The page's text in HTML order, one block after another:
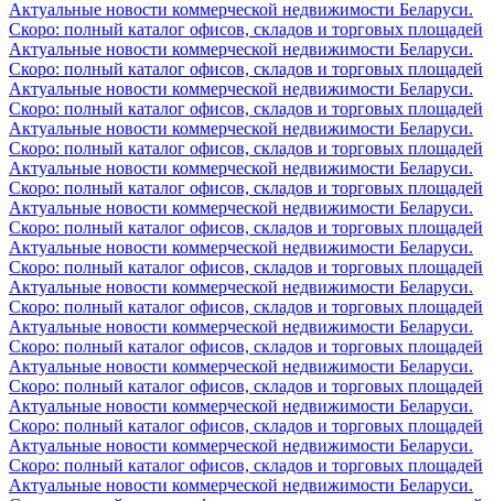
Актуальные новости коммерческой недвижимости Беларуси.
Скоро: полный каталог офисов, складов и торговых площадей
Актуальные новости коммерческой недвижимости Беларуси.
Скоро: полный каталог офисов, складов и торговых площадей
Актуальные новости коммерческой недвижимости Беларуси.
Скоро: полный каталог офисов, складов и торговых площадей
Актуальные новости коммерческой недвижимости Беларуси.
Скоро: полный каталог офисов, складов и торговых площадей
Актуальные новости коммерческой недвижимости Беларуси.
Скоро: полный каталог офисов, складов и торговых площадей
Актуальные новости коммерческой недвижимости Беларуси.
Скоро: полный каталог офисов, складов и торговых площадей
Актуальные новости коммерческой недвижимости Беларуси.
Скоро: полный каталог офисов, складов и торговых площадей
Актуальные новости коммерческой недвижимости Беларуси.
Скоро: полный каталог офисов, складов и торговых площадей
Актуальные новости коммерческой недвижимости Беларуси.
Скоро: полный каталог офисов, складов и торговых площадей
Актуальные новости коммерческой недвижимости Беларуси.
Скоро: полный каталог офисов, складов и торговых площадей
Актуальные новости коммерческой недвижимости Беларуси.
Скоро: полный каталог офисов, складов и торговых площадей
Актуальные новости коммерческой недвижимости Беларуси.
Скоро: полный каталог офисов, складов и торговых площадей
Актуальные новости коммерческой недвижимости Беларуси.